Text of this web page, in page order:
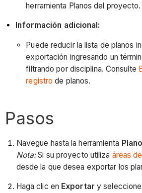
herramienta Planos del proyecto.
Información adicional:
Puede reducir la lista de planos
exportación ingresando un
filtrando por disciplina. Consulte
registro de planos.
Pasos
Navegue hasta la herramienta
Nota:Si su proyecto utiliza áreas
desde la que desea exportar los
Haga clic en Exportar y